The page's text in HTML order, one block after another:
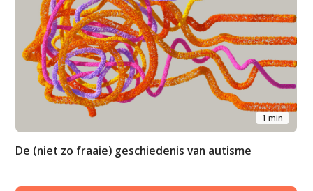
1 min
De (niet zo fraaie) geschiedenis van autisme